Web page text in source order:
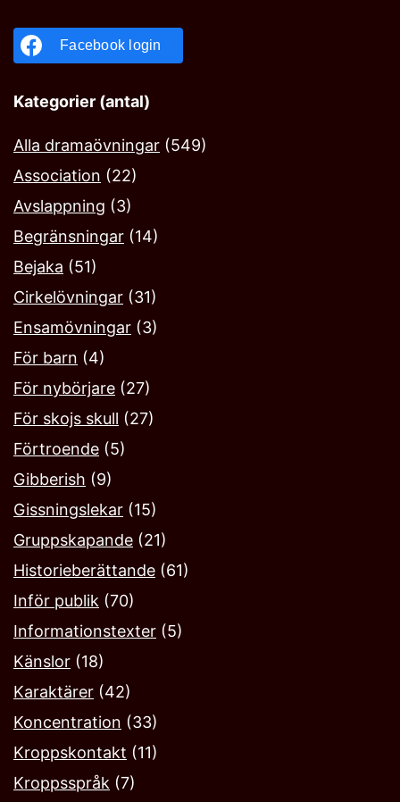
Facebook login
Kategorier (antal)
Alla dramaövningar (549)
Association (22)
Avslappning (3)
Begränsningar (14)
Bejaka‎ (51)
Cirkelövningar (31)
Ensamövningar (3)
För barn (4)
För nybörjare (27)
För skojs skull (27)
Förtroende (5)
Gibberish (9)
Gissningslekar (15)
Gruppskapande (21)
Historieberättande (61)
Inför publik (70)
Informationstexter (5)
Känslor (18)
Karaktärer (42)
Koncentration (33)
Kroppskontakt (11)
Kroppsspråk (7)